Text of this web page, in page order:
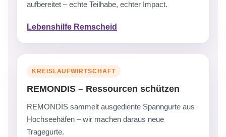
aufbereitet – echte Teilhabe, echter Impact.
Lebenshilfe Remscheid
KREISLAUFWIRTSCHAFT
REMONDIS – Ressourcen schützen
REMONDIS sammelt ausgediente Spanngurte aus
Hochseehäfen – wir machen daraus neue
Tragegurte.